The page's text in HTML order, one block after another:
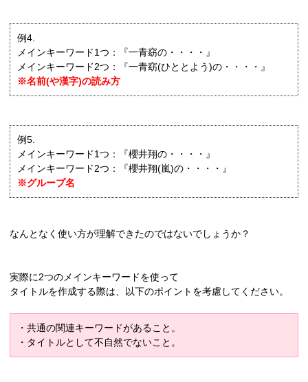
例4.
メインキーワード1つ：『一青窈の・・・・』
メインキーワード2つ：『一青窈(ひととよう)の・・・・』
※名前(や漢字)の読み方
例5.
メインキーワード1つ：『櫻井翔の・・・・』
メインキーワード2つ：『櫻井翔(嵐)の・・・・』
※グループ名
なんとなく使い方が理解できたのではないでしょうか？
実際に2つのメインキーワードを使って
タイトルを作成する際は、以下のポイントを考慮してください。
・共通の関連キーワードがあること。
・タイトルとして不自然でないこと。